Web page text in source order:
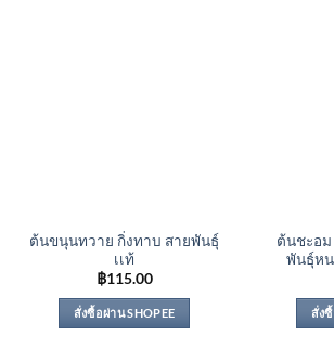
ต้นขนุนทวาย กิ่งทาบ สายพันธุ์
เเท้
฿115.00
สั่งซื้อผ่าน SHOPEE
ต้นชะอ
พันธุ์ห
สั่งซื้